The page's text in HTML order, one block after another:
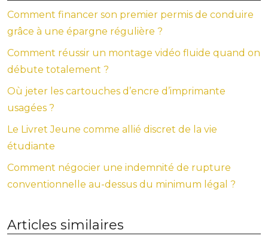
Comment financer son premier permis de conduire
grâce à une épargne régulière ?
Comment réussir un montage vidéo fluide quand on
débute totalement ?
Où jeter les cartouches d’encre d’imprimante
usagées ?
Le Livret Jeune comme allié discret de la vie
étudiante
Comment négocier une indemnité de rupture
conventionnelle au-dessus du minimum légal ?
Articles similaires